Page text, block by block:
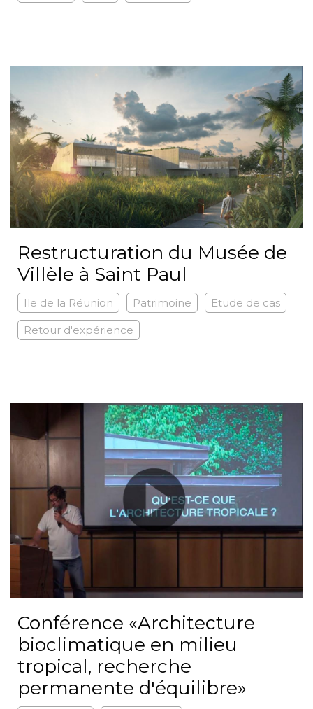
Restructuration du Musée de
Villèle à Saint Paul
Ile de la Réunion Patrimoine Etude de cas
Retour d'expérience
Conférence «Architecture
bioclimatique en milieu
tropical, recherche
permanente d'équilibre»